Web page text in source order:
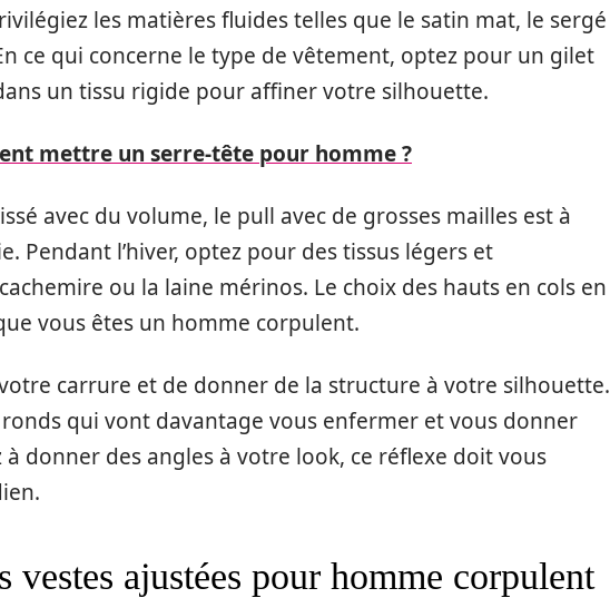
les matières fluides telles que le satin mat, le sergé
ce qui concerne le type de vêtement, optez pour un gilet
un tissu rigide pour affiner votre silhouette.
mettre un serre-tête pour homme ?
avec du volume, le pull avec de grosses mailles est à
Pendant l’hiver, optez pour des tissus légers et
ou la laine mérinos. Le choix des hauts en cols en
vous êtes un homme corpulent.
carrure et de donner de la structure à votre silhouette.
qui vont davantage vous enfermer et vous donner
à donner des angles à votre look, ce réflexe doit vous
vestes ajustées pour homme corpulent